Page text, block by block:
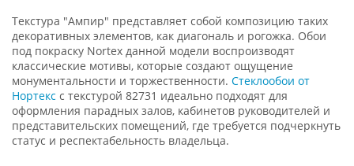
Текстура "Ампир" представляет собой композицию таких
декоративных элементов, как диагональ и рогожка. Обои
под покраску Nortex данной модели воспроизводят
классические мотивы, которые создают ощущение
монументальности и торжественности. Стеклообои от
Нортекс с текстурой 82731 идеально подходят для
оформления парадных залов, кабинетов руководителей и
представительских помещений, где требуется подчеркнуть
статус и респектабельность владельца.